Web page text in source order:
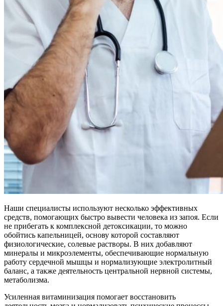
Наши специалисты используют несколько эффективных
средств, помогающих быстро вывести человека из запоя. Если
не прибегать к комплексной детоксикации, то можно
обойтись капельницей, основу которой составляют
физиологические, солевые растворы. В них добавляют
минералы и микроэлементы, обеспечивающие нормальную
работу сердечной мышцы и нормализующие электролитный
баланс, а также деятельность центральной нервной системы,
метаболизма.
Усиленная витаминизация помогает восстановить